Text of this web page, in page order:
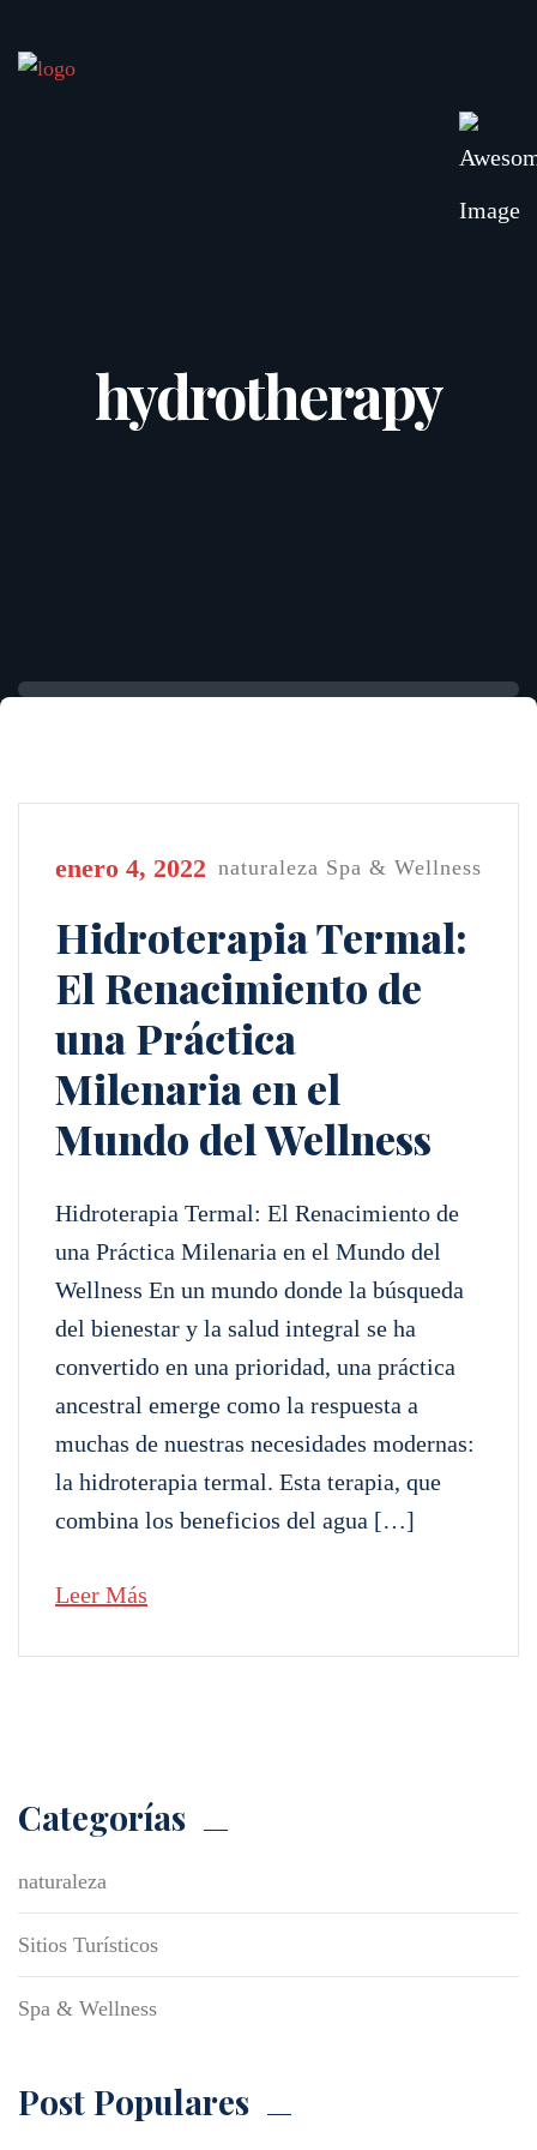
hydrotherapy
enero 4, 2022 naturaleza Spa & Wellness
Hidroterapia Termal:
El Renacimiento de
una Práctica
Milenaria en el
Mundo del Wellness
Hidroterapia Termal: El Renacimiento de
una Práctica Milenaria en el Mundo del
Wellness En un mundo donde la búsqueda
del bienestar y la salud integral se ha
convertido en una prioridad, una práctica
ancestral emerge como la respuesta a
muchas de nuestras necesidades modernas:
la hidroterapia termal. Esta terapia, que
combina los beneficios del agua […]
Leer Más
Categorías
naturaleza
Sitios Turísticos
Spa & Wellness
Post Populares